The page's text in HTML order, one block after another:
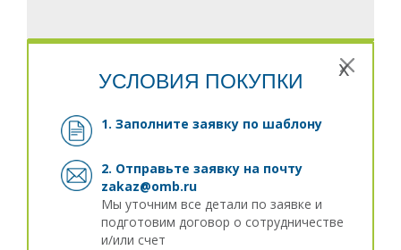
x
УСЛОВИЯ ПОКУПКИ
1. Заполните заявку по шаблону
2. Отправьте заявку на почту
zakaz@omb.ru
Мы уточним все детали по заявке и
подготовим договор о сотрудничестве
и/или счет